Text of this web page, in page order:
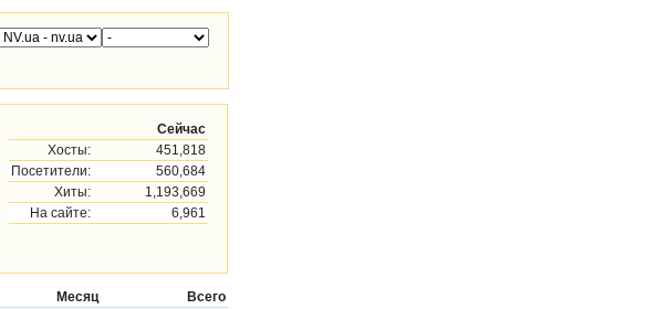
Сейчас
Хосты:
451,818
Посетители:
560,684
Хиты:
1,193,669
На сайте:
6,961
Месяц
Всего